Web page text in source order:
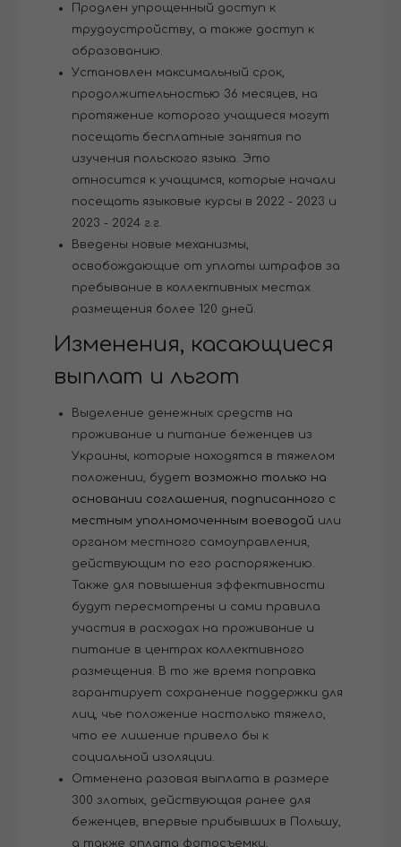
Продлен упрощенный доступ к
трудоустройству, а также доступ к
образованию.
Установлен максимальный срок,
продолжительностью 36 месяцев, на
протяжение которого учащиеся могут
посещать бесплатные занятия по
изучения польского языка. Это
относится к учащимся, которые начали
посещать языковые курсы в 2022 - 2023 и
2023 - 2024 г.г.
Введены новые механизмы,
освобождающие от уплаты штрафов за
пребывание в коллективных местах
размещения более 120 дней.
Изменения, касающиеся
выплат и льгот
Выделение денежных средств на
проживание и питание беженцев из
Украины, которые находятся в тяжелом
положении, будет возможно только на
основании соглашения, подписанного с
местным уполномоченным воеводой или
органом местного самоуправления,
действующим по его распоряжению.
Также для повышения эффективности
будут пересмотрены и сами правила
участия в расходах на проживание и
питание в центрах коллективного
размещения. В то же время поправка
гарантирует сохранение поддержки для
лиц, чье положение настолько тяжело,
что ее лишение привело бы к
социальной изоляции.
Отменена разовая выплата в размере
300 злотых, действующая ранее для
беженцев, впервые прибывших в Польшу,
а также оплата фотосъемки,